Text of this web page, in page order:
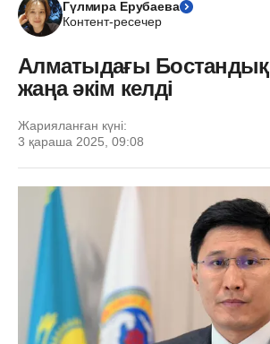
Гүлмира Ерубаева
Контент-ресечер
Алматыдағы
жаңа әкім келді
Жарияланған күні:
3 қараша 2025, 09:08